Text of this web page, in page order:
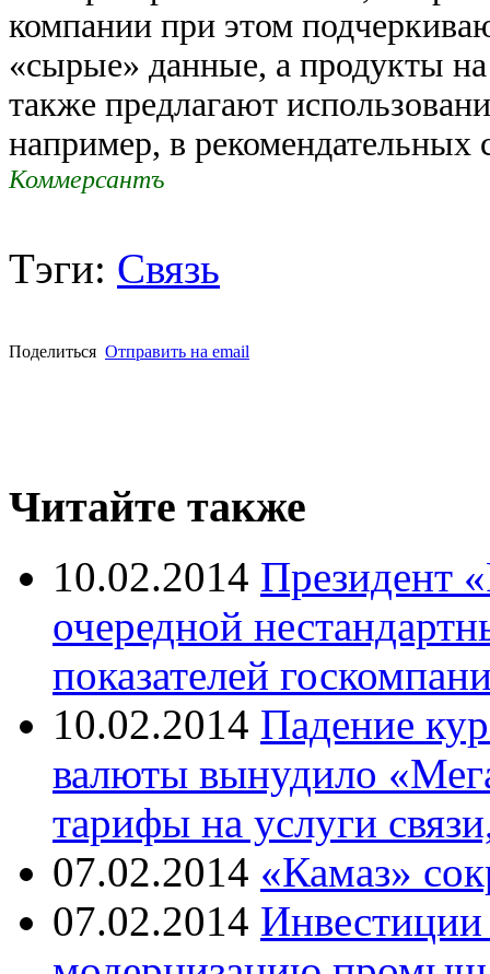
компании при этом
«сырые» данные, а продукты
также предлагают
например, в рекомендательных
Коммерсантъ
Тэги: Связь
Поделиться Отправить на email
Читайте также
10.02.2014 Президент
очередной
показателей
10.02.2014 Падение
валюты вынудило
тарифы на услуги
07.02.2014 «Камаз»
07.02.2014